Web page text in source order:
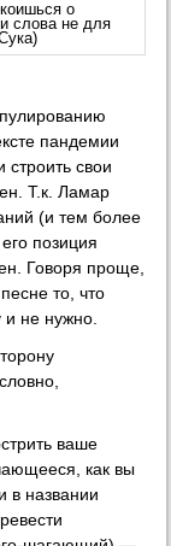
о
слова не для
пандемии
свои
Т.к. Ламар
(и тем более
позиция
Говоря проще,
то, что
и не нужно.
ваше
как вы
в названии